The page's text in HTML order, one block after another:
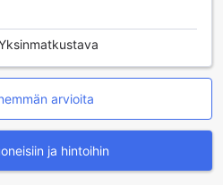
Huoneet on varustettu
rauhalliset yöunet, ja
pyyhkeet lisäävät
vierailusi aikana.
Southkey -hotellissa
Bahru'ssa tarjoaa
joka yhdistää
herkkuja. Hotellin ravintola
arvioita
ja hintoihin